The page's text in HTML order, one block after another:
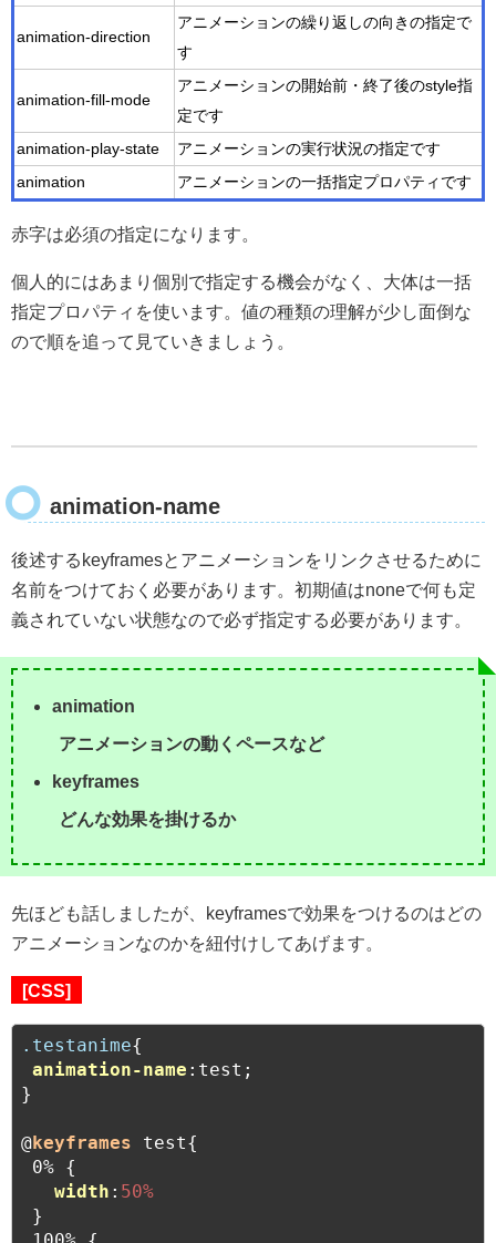
animation-direction
アニメーションの繰り返しの向きの指定で
す
animation-fill-mode
アニメーションの開始前・終了後のstyle指
定です
animation-play-state
アニメーションの実行状況の指定です
animation
アニメーションの一括指定プロパティです
赤字は必須の指定になります。
個人的にはあまり個別で指定する機会がなく、大体は一括
指定プロパティを使います。値の種類の理解が少し面倒な
ので順を追って見ていきましょう。
animation-name
後述するkeyframesとアニメーションをリンクさせるために
名前をつけておく必要があります。初期値はnoneで何も定
義されていない状態なので必ず指定する必要があります。
animation
アニメーションの動くペースなど
keyframes
どんな効果を掛けるか
先ほども話しましたが、keyframesで効果をつけるのはどの
アニメーションなのかを紐付けしてあげます。
[CSS]
.testanime{
animation-name :test;
}
@keyframes test{
0% {
width : 50%
}